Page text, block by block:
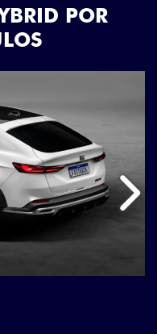
POR